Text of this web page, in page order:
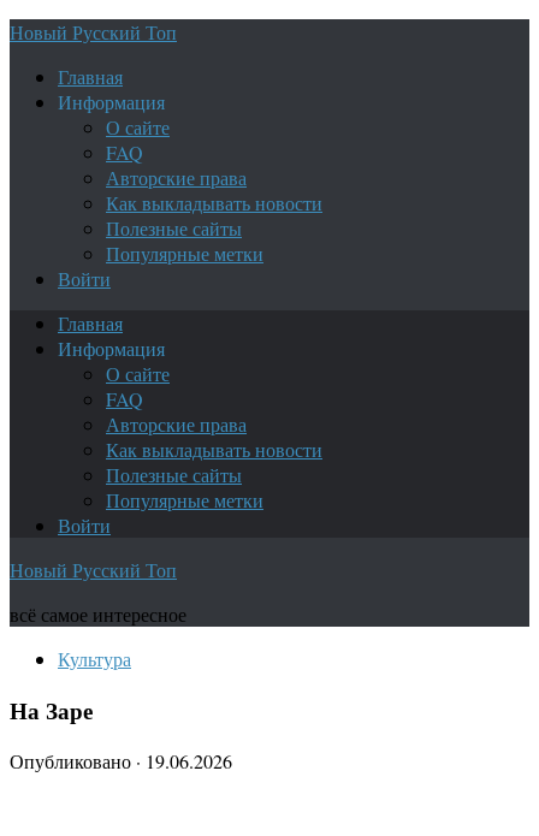
Новый Русский Топ
Главная
Информация
О сайте
FAQ
Авторские права
Как выкладывать новости
Полезные сайты
Популярные метки
Войти
Главная
Информация
О сайте
FAQ
Авторские права
Как выкладывать новости
Полезные сайты
Популярные метки
Войти
Новый Русский Топ
всё самое интересное
Культура
На Заре
Опубликовано · 19.06.2026